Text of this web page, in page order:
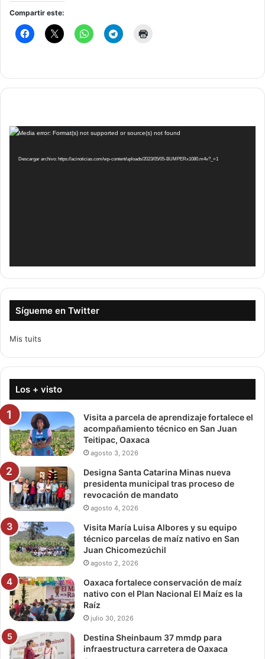
Compartir este:
Reproductor
vídeo
Media error: Format(s) not supported or source(s) not found
Descargar archivo: https://acinoticias.com/wp-content/uploads/2023/05/05-BUMPERx1080.m4v?_=1
Sígueme en Twitter
Mis tuits
Los + visto
Visita a parcela de aprendizaje fortalece el
acompañamiento técnico en San Juan
Teitipac, Oaxaca
agosto 3, 2026
Designa Santa Catarina Minas nueva
presidenta municipal tras proceso de
revocación de mandato
agosto 4, 2026
Visita María Luisa Albores y su equipo
técnico parcelas de maíz nativo en San
Juan Chicomezúchil
agosto 2, 2026
Oaxaca fortalece conservación de maíz
nativo con el Plan Nacional El Maíz es la
Raíz
julio 30, 2026
Destina Sheinbaum 37 mmdp para
infraestructura carretera de Oaxaca